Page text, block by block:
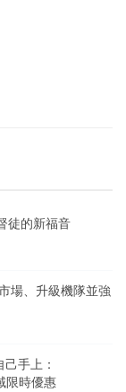
徒的新福音
場、升級機隊並強
手上：
限時優惠